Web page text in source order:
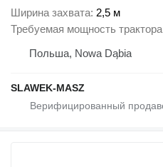
Ширина захвата 2,5 м
Требуемая мощность трактора
Польша, Nowa Dąbia
SLAWEK-MASZ